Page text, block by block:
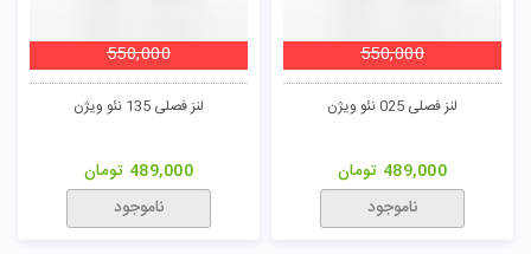
لنز فصلی 025 نئو ویژن
550,000
489,000 تومان
ناموجود
لنز فصلی 135 نئو ویژن
550,000
489,000 تومان
ناموجود